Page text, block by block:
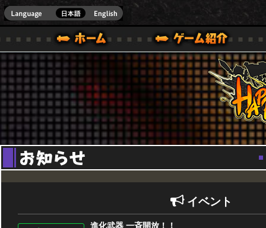
Youtube
ONE VER.]
ガイド
ル｜HAPPY WARS(ハッピーウォーズ)公式サイト [ XBOX 360,XBOX ONE VER.]
サポート | HAPPY WARS(ハッピーウォーズ)公式サイ
イベント
進化武器 一斉開放！！